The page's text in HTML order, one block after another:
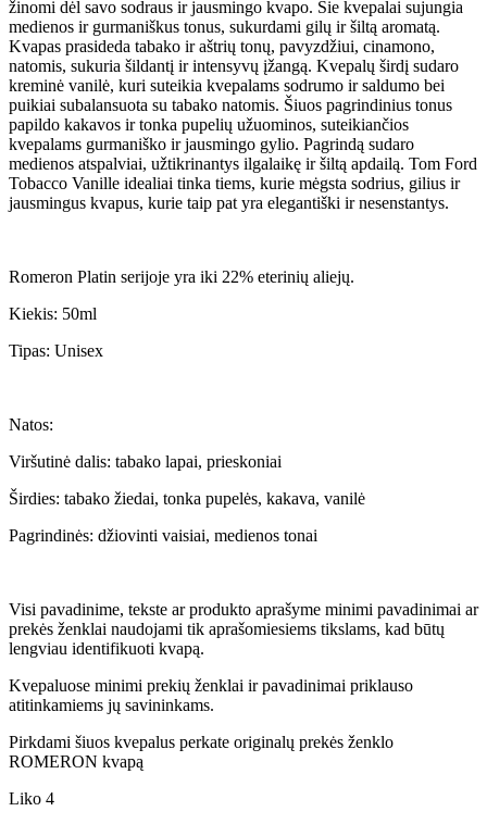
žinomi dėl savo sodraus ir jausmingo kvapo. Šie kvepalai sujungia
medienos ir gurmaniškus tonus, sukurdami gilų ir šiltą aromatą.
Kvapas prasideda tabako ir aštrių tonų, pavyzdžiui, cinamono,
natomis, sukuria šildantį ir intensyvų įžangą. Kvepalų širdį sudaro
kreminė vanilė, kuri suteikia kvepalams sodrumo ir saldumo bei
puikiai subalansuota su tabako natomis. Šiuos pagrindinius tonus
papildo kakavos ir tonka pupelių užuominos, suteikiančios
kvepalams gurmaniško ir jausmingo gylio. Pagrindą sudaro
medienos atspalviai, užtikrinantys ilgalaikę ir šiltą apdailą. Tom Ford
Tobacco Vanille idealiai tinka tiems, kurie mėgsta sodrius, gilius ir
jausmingus kvapus, kurie taip pat yra elegantiški ir nesenstantys.
Romeron Platin serijoje yra iki 22% eterinių aliejų.
Kiekis: 50ml
Tipas: Unisex
Natos:
Viršutinė dalis: tabako lapai, prieskoniai
Širdies: tabako žiedai, tonka pupelės, kakava, vanilė
Pagrindinės: džiovinti vaisiai, medienos tonai
Visi pavadinime, tekste ar produkto aprašyme minimi pavadinimai ar
prekės ženklai naudojami tik aprašomiesiems tikslams, kad būtų
lengviau identifikuoti kvapą.
Kvepaluose minimi prekių ženklai ir pavadinimai priklauso
atitinkamiems jų savininkams.
Pirkdami šiuos kvepalus perkate originalų prekės ženklo
ROMERON kvapą
Liko 4